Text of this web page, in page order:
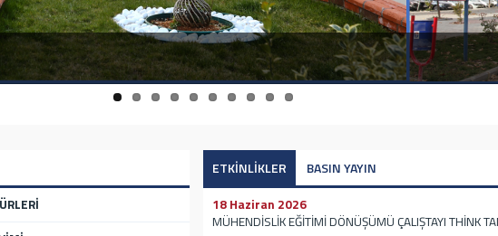
ETKİNLİKLER BASIN YAYIN
18 Haziran 2026
MÜHENDİSLİK EĞİTİMİ DÖNÜŞÜMÜ ÇALIŞTAYI THİNK